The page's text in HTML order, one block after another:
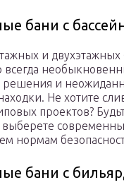
бани с
и двухэтажных
всегда
решения и
Не хотите
проектов?
выберете
нормам
бани с